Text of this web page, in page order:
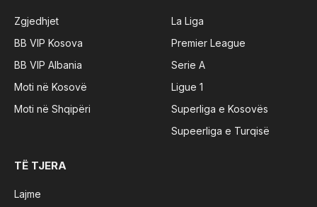
Zgjedhjet
BB VIP Kosova
BB VIP Albania
Moti në Kosovë
Moti në Shqipëri
La Liga
Premier League
Serie A
Ligue 1
Superliga e Kosovës
Supeerliga e Turqisë
TË TJERA
Lajme